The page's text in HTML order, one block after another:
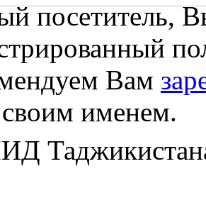
посетитель,
Вам
именем.